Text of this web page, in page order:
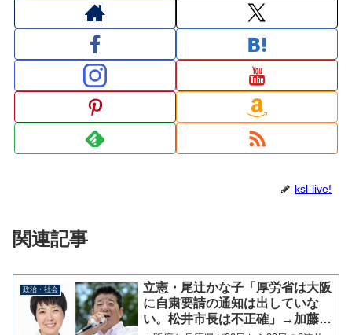
ksl-live!
関連記事
政治・社会
立憲・尾辻かな子「厚労省は大阪
に自粛要請の通知は出していな
い。松井市長は不正確」→加藤大